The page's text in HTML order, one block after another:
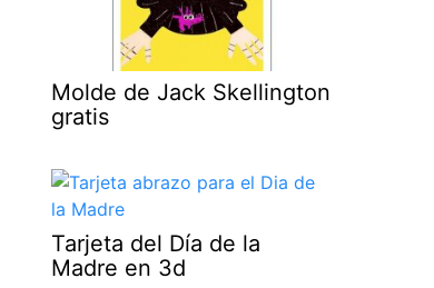
Molde de Jack Skellington
gratis
Tarjeta del Día de la
Madre en 3d